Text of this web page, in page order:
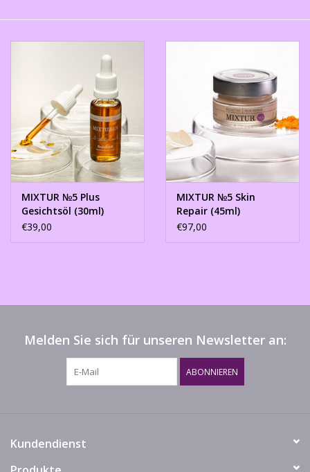
MIXTUR №5 Plus
Gesichtsöl (30ml)
€39,00
MIXTUR №5 Skin
Repair (45ml)
€97,00
Melden Sie sich für unseren Newsletter an:
ABONNIEREN
Kundendienst